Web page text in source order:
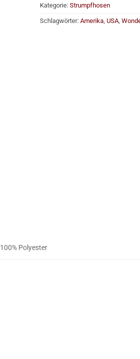
Kategorie: Strumpfhosen
Schlagwörter: Amerika, USA,
100% Polyester